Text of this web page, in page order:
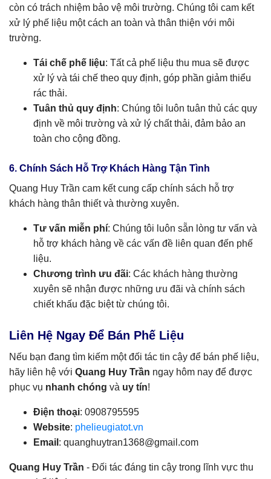
còn có trách nhiệm bảo vệ môi trường. Chúng tôi cam kết
xử lý phế liệu một cách an toàn và thân thiện với môi
trường.
Tái chế phế liệu: Tất cả phế liệu thu mua sẽ được
xử lý và tái chế theo quy định, góp phần giảm thiểu
rác thải.
Tuân thủ quy định: Chúng tôi luôn tuân thủ các quy
định về môi trường và xử lý chất thải, đảm bảo an
toàn cho cộng đồng.
6. Chính Sách Hỗ Trợ Khách Hàng Tận Tình
Quang Huy Trần cam kết cung cấp chính sách hỗ trợ
khách hàng thân thiết và thường xuyên.
Tư vấn miễn phí: Chúng tôi luôn sẵn lòng tư vấn và
hỗ trợ khách hàng về các vấn đề liên quan đến phế
liệu.
Chương trình ưu đãi: Các khách hàng thường
xuyên sẽ nhận được những ưu đãi và chính sách
chiết khấu đặc biệt từ chúng tôi.
Liên Hệ Ngay Để Bán Phế Liệu
Nếu bạn đang tìm kiếm một đối tác tin cậy để bán phế liệu,
hãy liên hệ với Quang Huy Trần ngay hôm nay để được
phục vụ nhanh chóng và uy tín!
Điện thoại: 0908795595
Website: phelieugiatot.vn
Email : quanghuytran1368@gmail.com
Quang Huy Trần - Đối tác đáng tin cậy trong lĩnh vực thu